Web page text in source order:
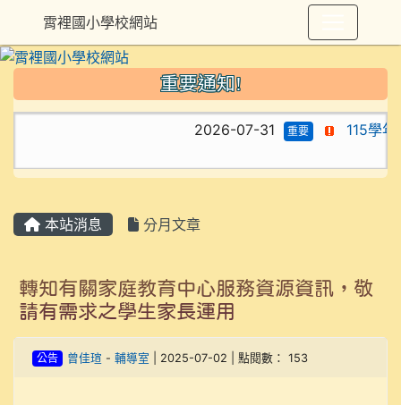
重要通知!
2026-07-31 重要 115學
本站消息 分月文章
轉知有關家庭教育中心服務資源資訊，敬
請有需求之學生家長運用
公告 曾佳瑄 - 輔導室 | 2025-07-02 | 點閱數： 153
霄裡國小學校網站